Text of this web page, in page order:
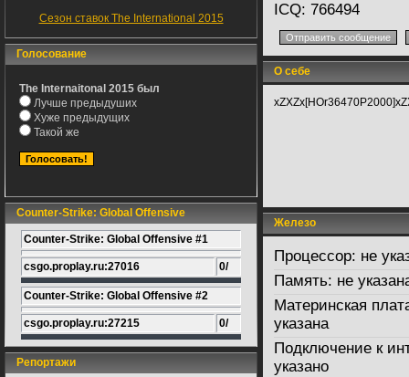
Сезон ставок The International 2015
Голосование
The Internaitonal 2015 был
Лучше предыдуших
Хуже предыдущих
Такой же
Counter-Strike: Global Offensive
Counter-Strike: Global Offensive #1
csgo.proplay.ru:27016 0/
Counter-Strike: Global Offensive #2
csgo.proplay.ru:27215 0/
Репортажи
ICQ: 766494
О себе
Железо
Процессор: не
Память: не
Материнская
указана
Подключение к
указано